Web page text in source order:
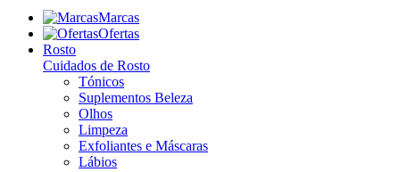
Marcas
Ofertas
Rosto
Cuidados de Rosto
Tónicos
Suplementos Beleza
Olhos
Limpeza
Exfoliantes e Máscaras
Lábios